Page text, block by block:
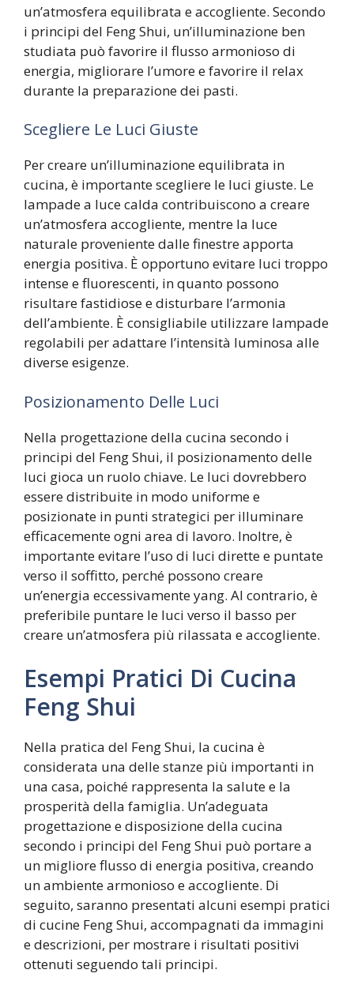
un’atmosfera equilibrata e accogliente. Secondo
i principi del Feng Shui, un’illuminazione ben
studiata può favorire il flusso armonioso di
energia, migliorare l’umore e favorire il relax
durante la preparazione dei pasti.
Scegliere Le Luci Giuste
Per creare un’illuminazione equilibrata in
cucina, è importante scegliere le luci giuste. Le
lampade a luce calda contribuiscono a creare
un’atmosfera accogliente, mentre la luce
naturale proveniente dalle finestre apporta
energia positiva. È opportuno evitare luci troppo
intense e fluorescenti, in quanto possono
risultare fastidiose e disturbare l’armonia
dell’ambiente. È consigliabile utilizzare lampade
regolabili per adattare l’intensità luminosa alle
diverse esigenze.
Posizionamento Delle Luci
Nella progettazione della cucina secondo i
principi del Feng Shui, il posizionamento delle
luci gioca un ruolo chiave. Le luci dovrebbero
essere distribuite in modo uniforme e
posizionate in punti strategici per illuminare
efficacemente ogni area di lavoro. Inoltre, è
importante evitare l’uso di luci dirette e puntate
verso il soffitto, perché possono creare
un’energia eccessivamente yang. Al contrario, è
preferibile puntare le luci verso il basso per
creare un’atmosfera più rilassata e accogliente.
Esempi Pratici Di Cucina
Feng Shui
Nella pratica del Feng Shui, la cucina è
considerata una delle stanze più importanti in
una casa, poiché rappresenta la salute e la
prosperità della famiglia. Un’adeguata
progettazione e disposizione della cucina
secondo i principi del Feng Shui può portare a
un migliore flusso di energia positiva, creando
un ambiente armonioso e accogliente. Di
seguito, saranno presentati alcuni esempi pratici
di cucine Feng Shui, accompagnati da immagini
e descrizioni, per mostrare i risultati positivi
ottenuti seguendo tali principi.